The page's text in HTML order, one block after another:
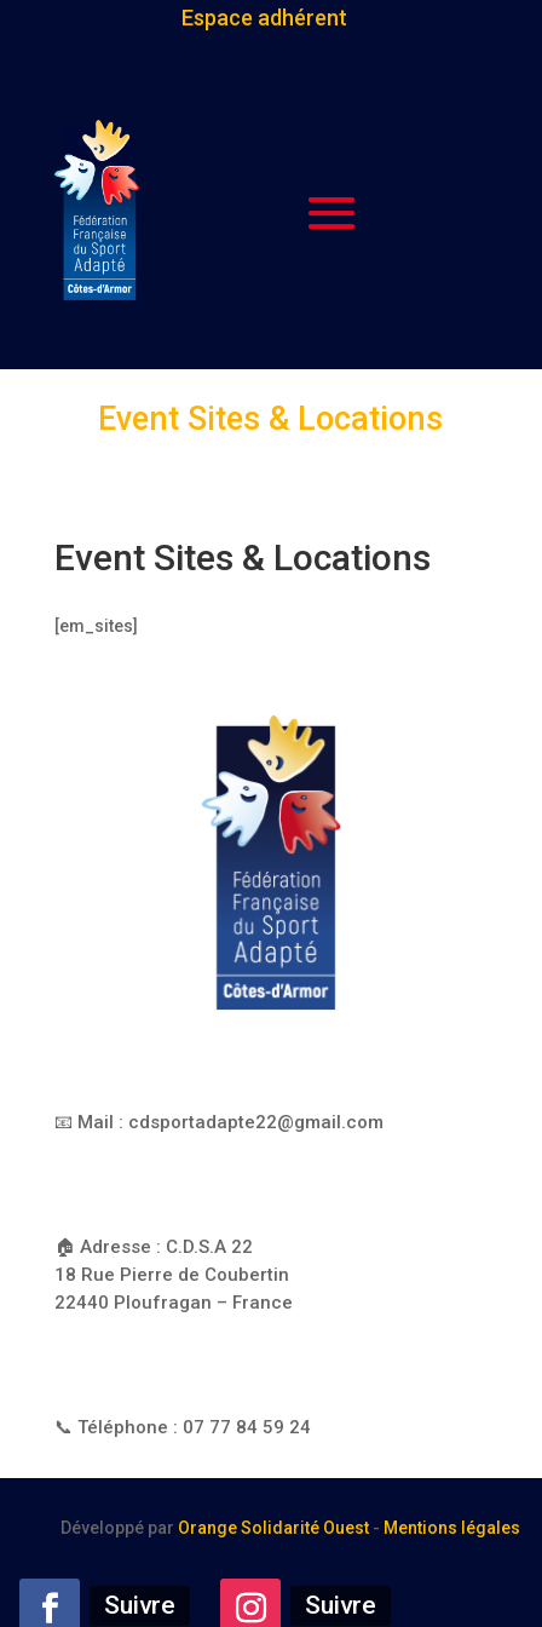
Espace adhérent
Event Sites & Locations
Event Sites & Locations
[em_sites]
📧 Mail : cdsportadapte22@gmail.com
🏠 Adresse : C.D.S.A 22
18 Rue Pierre de Coubertin
22440 Ploufragan – France
📞 Téléphone : 07 77 84 59 24
Développé par Orange Solidarité Ouest - Mentions légales
Suivre Suivre